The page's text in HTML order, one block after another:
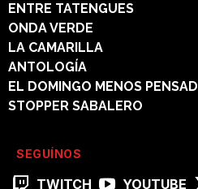
ENTRE TATENGUES
ONDA VERDE
LA CAMARILLA
ANTOLOGÍA
EL DOMINGO MENOS
STOPPER SABALERO
SEGUÍNOS
TWITCH YOUTUBE